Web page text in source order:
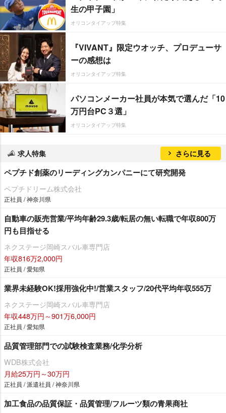
生の甲子園」
オリコンタイアップ特集
『VIVANT』限定ウオッチ、プロデューサ
ーの感想は
オリコンタイアップ特集
パソコンメーカー社員が本気で選んだ「10
万円台PC３選」
オリコンタイアップ特集
求人特集 さらに見る
ペプチド創薬のリーディングカンパニーにて研究開発
ペプチドリーム株式会社
正社員 / 神奈川県
自動車の販売営業/平均年齢29.3歳/転居の無い転職で年収800万
円も目指せる
ネクステージ岡崎スバル車専門店
年収816万2,000円
正社員 / 愛知県
業界未経験OK!採用強化中!/営業スタッフ/20代平均年収555万
ネクステージ岡崎スバル車専門店
年収448万円～901万6,000円
正社員 / 愛知県
品質管理部門での試験検査業務/化学分析
WDB株式会社
月給25万円～30万円
正社員 / 派遣社員 / 神奈川県
加工食品の品質保証・品質管理/フルーツ類の青果商社